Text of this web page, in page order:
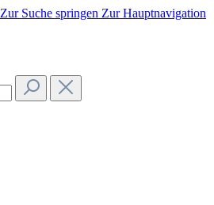
Zur Suche springen Zur Hauptnavigation